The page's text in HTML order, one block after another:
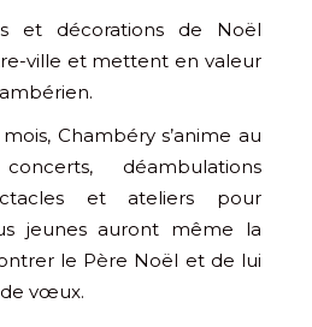
et décorations de Noël
ville et mettent en valeur
Chambéry s’anime au
déambulations
et ateliers pour
jeunes auront même la
le Père Noël et de lui
vœux.